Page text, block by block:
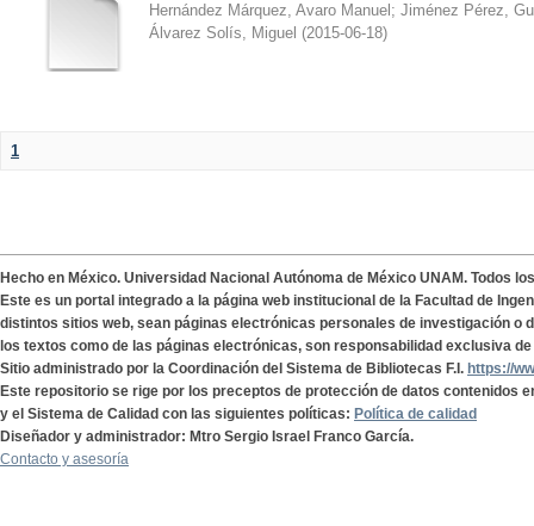
Hernández Márquez, Avaro Manuel ; Jiménez Pérez,
Álvarez Solís, Miguel (2015-06-18)
1
Hecho en México. Universidad Nacional Autónoma de México UNAM. Todos
Este es un portal integrado a la página web institucional de la Facultad de
distintos sitios web, sean páginas electrónicas personales de investigación o
los textos como de las páginas electrónicas, son responsabilidad exclusiva
Sitio administrado por la Coordinación del Sistema de Bibliotecas F.I. https://
Este repositorio se rige por los preceptos de protección de datos contenidos
y el Sistema de Calidad con las siguientes políticas: Política de calidad
Diseñador y administrador: Mtro Sergio Israel Franco García.
Contacto y asesoría